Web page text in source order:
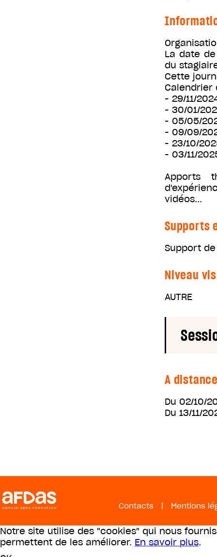
La date
du
Cette
Calendrier
- 29/11/
- 30/01/
- 05/05/
- 09/09/
- 23/10/
- 03/11/
Apports
vidéos...
Supports
Support
Niveau
AUTRE
A
Du 02/10/
Du 13/11/
Contacts | Mentions
Notre site utilise des "cookies" qui nous
permettent de les améliorer. En savoir plus.